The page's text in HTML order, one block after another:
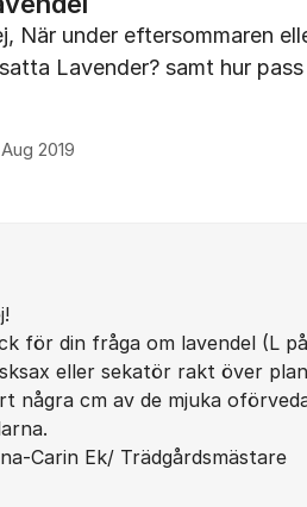
När under eftersommaren
Lavender? samt hur
2019
för din fråga om lavendel (L
eller sekatör rakt över
några cm av de mjuka
Carin Ek/ Trädgårdsmästare